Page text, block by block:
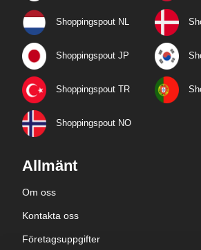
Shoppingspout NL
Shoppingspout JP
Shoppingspout TR
Shoppingspout NO
Allmänt
Om oss
Kontakta oss
Företagsuppgifter